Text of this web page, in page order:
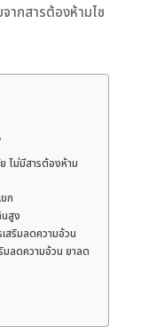
กสารต้องห้ามไซ
ไม่มีสารต้องห้าม
ก
นสูง
สริมลดความอ้วน
มลดความอ้วน ยาลด